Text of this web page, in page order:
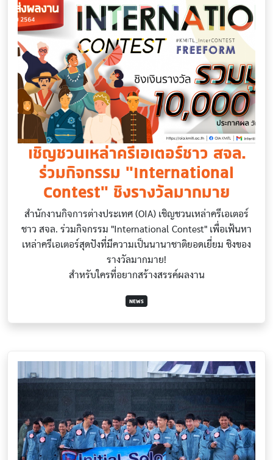
เชิญชวนเหล่าครีเอเตอร์ชาว สจล.
ร่วมกิจกรรม "International
Contest" ชิงรางวัลมากมาย
สำนักงานกิจการต่างประเทศ (OIA) เชิญชวนเหล่าครีเอเตอร์
ชาว สจล. ร่วมกิจกรรม "International Contest" เพื่อเฟ้นหา
เหล่าครีเอเตอร์สุดปังที่มีความเป็นนานาชาติยอดเยี่ยม ชิงของ
รางวัลมากมาย!
สำหรับใครที่อยากสร้างสรรค์ผลงาน
NEWS